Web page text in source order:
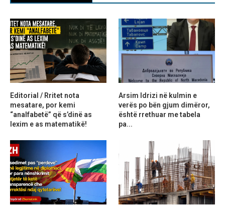
Editorial / Rritet nota
mesatare, por kemi
“analfabetë” që s’dinë as
lexim e as matematikë!
Arsim Idrizi në kulmin e
verës po bën gjum dimëror,
është rrethuar me tabela
pa...